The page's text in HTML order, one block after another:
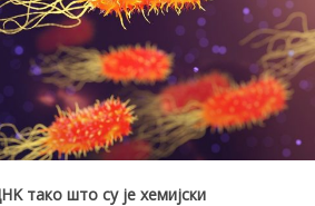
тако што су је хемијски